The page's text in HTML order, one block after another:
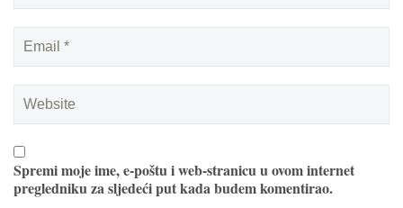
Spremi moje ime, e-poštu i web-stranicu u ovom internet
pregledniku za sljedeći put kada budem komentirao.